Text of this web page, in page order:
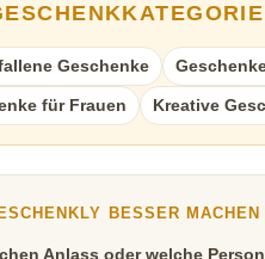
Geschenke
für Frauen Kreative
BESSER MACHEN
Anlass oder welche